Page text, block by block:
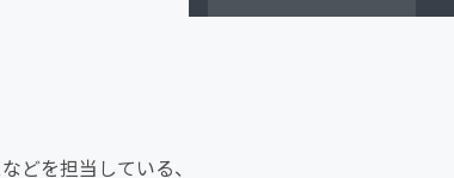
どを担当している、